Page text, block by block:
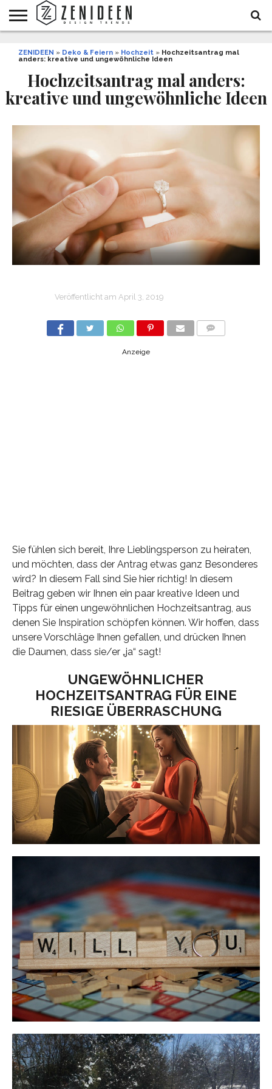
INNENDESIGN
ARCHITEKTUR
GARTEN
UND
LIFESTYLE
DEKO
&
DIY
STYLE
REZEPTE
GESUNDHEIT
WEIHNACHTEN
ZENIDEEN » Deko & Feiern » Hochzeit » Hochzeitsantrag mal
anders: kreative und ungewöhnliche Ideen
Hochzeitsantrag mal anders:
kreative und ungewöhnliche Ideen
Veröffentlicht am April 3, 2019
Anzeige
Sie fühlen sich bereit, Ihre Lieblingsperson zu heiraten,
und möchten, dass der Antrag etwas ganz Besonderes
wird? In diesem Fall sind Sie hier richtig! In diesem
Beitrag geben wir Ihnen ein paar kreative Ideen und
Tipps für einen ungewöhnlichen Hochzeitsantrag, aus
denen Sie Inspiration schöpfen können. Wir hoffen, dass
unsere Vorschläge Ihnen gefallen, und drücken Ihnen
die Daumen, dass sie/er „ja“ sagt!
UNGEWÖHNLICHER
HOCHZEITSANTRAG FÜR EINE
RIESIGE ÜBERRASCHUNG